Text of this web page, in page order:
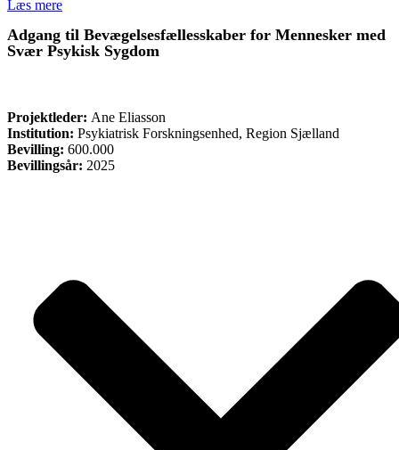
Læs mere
Adgang til Bevægelsesfællesskaber for Mennesker med
Svær Psykisk Sygdom
Projektleder: Ane Eliasson
Institution: Psykiatrisk Forskningsenhed, Region Sjælland
Bevilling: 600.000
Bevillingsår: 2025